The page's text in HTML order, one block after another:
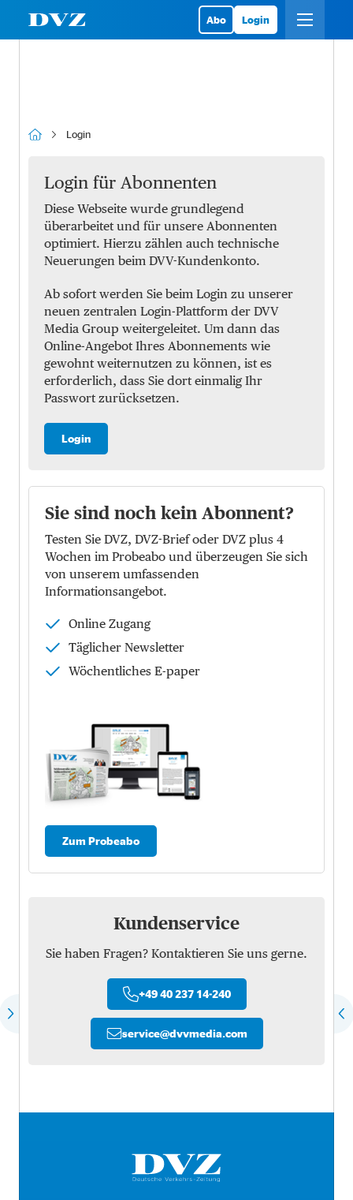
Abo Login
Login
Login für Abonnenten
Diese Webseite wurde grundlegend
überarbeitet und für unsere Abonnenten
optimiert. Hierzu zählen auch technische
Neuerungen beim DVV-Kundenkonto.
Ab sofort werden Sie beim Login zu unserer
neuen zentralen Login-Plattform der DVV
Media Group weitergeleitet. Um dann das
Online-Angebot Ihres Abonnements wie
gewohnt weiternutzen zu können, ist es
erforderlich, dass Sie dort einmalig Ihr
Passwort zurücksetzen.
Login
Sie sind noch kein Abonnent?
Testen Sie DVZ, DVZ-Brief oder DVZ plus 4
Wochen im Probeabo und überzeugen Sie sich
von unserem umfassenden
Informationsangebot.
Online Zugang
Täglicher Newsletter
Wöchentliches E-paper
Zum Probeabo
Kundenservice
Sie haben Fragen? Kontaktieren Sie uns gerne.
+49 40 237 14-240
service@dvvmedia.com